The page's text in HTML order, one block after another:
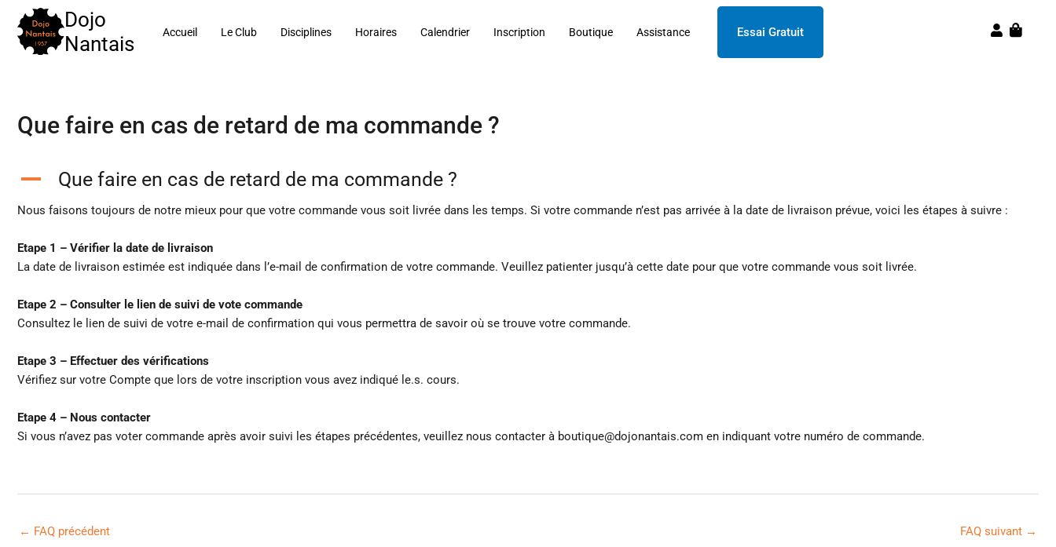
contenu
Dojo
Nantais
Accueil Le Club Disciplines Horaires Calendrier Inscription Boutique Assistance Essai Gratuit Panier
Que faire en cas de retard de ma commande ?
A Que faire en cas de retard de ma commande ?
Nous faisons toujours de notre mieux pour que votre commande vous soit livrée dans les temps. Si votre commande n’est pas arrivée à la date de livraison prévue, voici les étapes à suivre :
Etape 1 – Vérifier la date de livraison
La date de livraison estimée est indiquée dans l’e-mail de confirmation de votre commande. Veuillez patienter jusqu’à cette date pour que votre commande vous soit livrée.
Etape 2 – Consulter le lien de suivi de vote commande
Consultez le lien de suivi de votre e-mail de confirmation qui vous permettra de savoir où se trouve votre commande.
Etape 3 – Effectuer des vérifications
Vérifiez sur votre Compte que lors de votre inscription vous avez indiqué le.s. cours.
Etape 4 – Nous contacter
Si vous n’avez pas voter commande après avoir suivi les étapes précédentes, veuillez nous contacter à boutique@dojonantais.com en indiquant votre numéro de commande.
← FAQ précédent FAQ suivant →